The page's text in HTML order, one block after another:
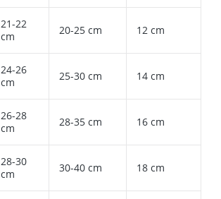
21-22
cm
20-25 cm 12 cm
24-26
cm
25-30 cm 14 cm
26-28
cm
28-35 cm 16 cm
28-30
cm
30-40 cm 18 cm